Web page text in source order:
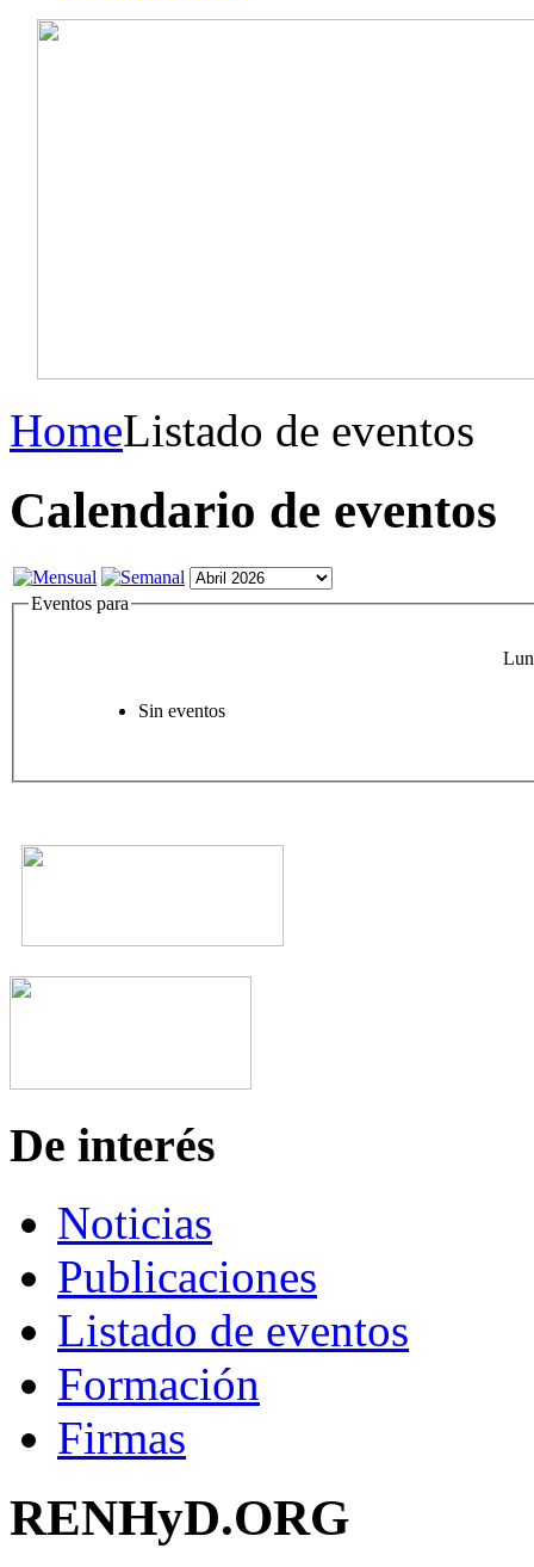
HomeListado de eventos
Calendario de eventos
Eventos para
Sin eventos
De interés
Noticias
Publicaciones
Listado de eventos
Formación
Firmas
RENHyD.ORG